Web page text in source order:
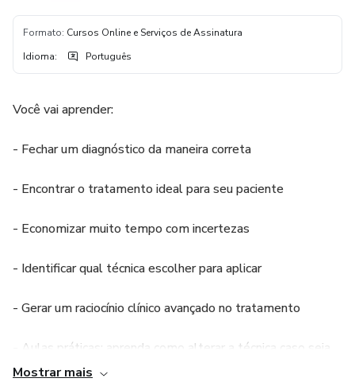
Formato: Cursos Online e Serviços de Assinatura
Idioma: Português
Você vai aprender:
- Fechar um diagnóstico da maneira correta
- Encontrar o tratamento ideal para seu paciente
- Economizar muito tempo com incertezas
- Identificar qual técnica escolher para aplicar
- Gerar um raciocínio clínico avançado no tratamento
- Aulas práticas: aprenda como alterar a técnica caso seja
necessário.
Mostrar mais